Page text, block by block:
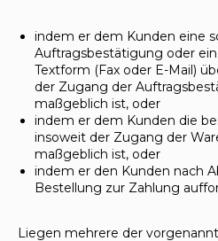
indem er dem Kunden eine
Auftragsbestätigung oder
Textform (Fax oder E-Mail)
der Zugang der
maßgeblich ist, oder
indem er dem Kunden die
insoweit der Zugang der
maßgeblich ist, oder
indem er den Kunden nach
Bestellung zur Zahlung
Liegen mehrere der